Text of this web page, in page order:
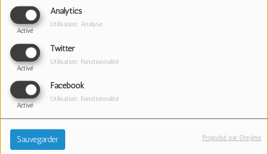
Analytics
Activé
Utilisation: Analyse
Twitter
Activé
Utilisation: Fonctionnalité
Facebook
Activé
Utilisation: Fonctionnalité
Sauvegarder Propulsé par Orejime